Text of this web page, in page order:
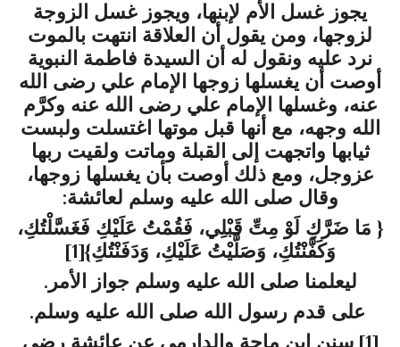
يجوز غسل الأم لإبنها، ويجوز غسل الزوجة
لزوجها، ومن يقول أن العلاقة انتهت بالموت
نرد عليه ونقول له أن السيدة فاطمة النبوية
أوصت أن يغسلها زوجها الإمام علي رضى الله
عنه، وغسلها الإمام علي رضى الله عنه وكرَّم
الله وجهه، مع أنها قبل موتها اغتسلت ولبست
ثيابها واتجهت إلى القبلة وماتت ولقيت ربها
عزوجل، ومع ذلك أوصت بأن يغسلها زوجها،
وقال صلى الله عليه وسلم لعائشة:
{ مَا ضَرَّكِ لَوْ مِتِّ قَبْلِي، فَقُمْتُ عَلَيْكِ فَغَسَّلْتُكِ،
وَكَفَّنْتُكِ، وَصَلَّيْتُ عَلَيْكِ، وَدَفَنْتُكِ}[1]
ليعلمنا صلى الله عليه وسلم جواز الأمر.
على قدم رسول الله صلى الله عليه وسلم.
[1]
سنن ابن ماجة والدارمي عن عائشة رضي